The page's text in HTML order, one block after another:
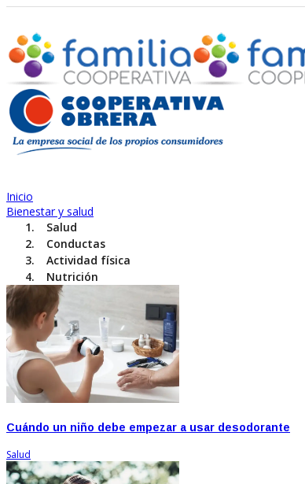
Inicio
Bienestar y salud
Salud
Conductas
Actividad física
Nutrición
Cuándo un niño debe empezar a usar desodorante
Salud